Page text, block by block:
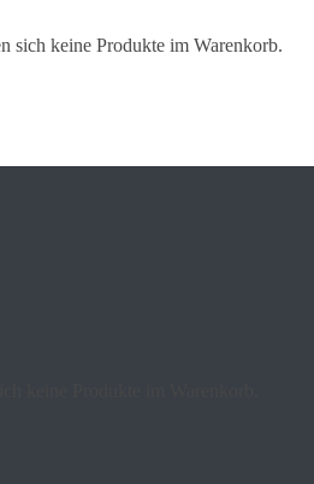
sich keine Produkte im Warenkorb.